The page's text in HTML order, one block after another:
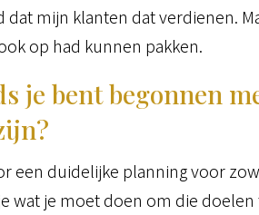
mijn klanten dat verdienen.
op had kunnen pakken.
je bent begonnen
een duidelijke planning voor
je moet doen om die doelen